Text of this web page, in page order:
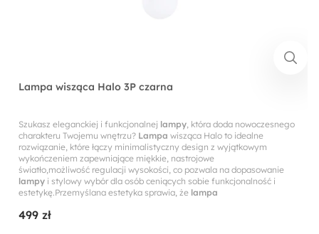
Lampa wisząca Halo 3P czarna
Szukasz eleganckiej i funkcjonalnej lampy, która doda nowoczesnego
charakteru Twojemu wnętrzu? Lampa wisząca Halo to idealne
rozwiązanie, które łączy minimalistyczny design z wyjątkowym
wykończeniem zapewniające miękkie, nastrojowe
światło,możliwość regulacji wysokości, co pozwala na dopasowanie
lampy i stylowy wybór dla osób ceniących sobie funkcjonalność i
estetykę.Przemyślana estetyka sprawia, że lampa
499 zł